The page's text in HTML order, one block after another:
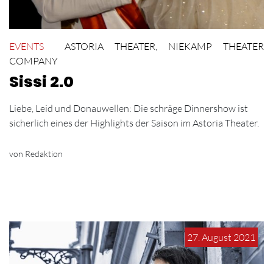
EVENTS ASTORIA THEATER, NIEKAMP THEATER
COMPANY
Sissi 2.0
Liebe, Leid und Donauwellen: Die schräge Dinnershow ist
sicherlich eines der Highlights der Saison im Astoria Theater.
von Redaktion
27. August 2021